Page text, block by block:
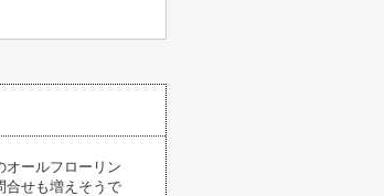
オールフローリン
合せも増えそうで